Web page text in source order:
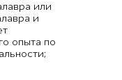
или
и
опыта по